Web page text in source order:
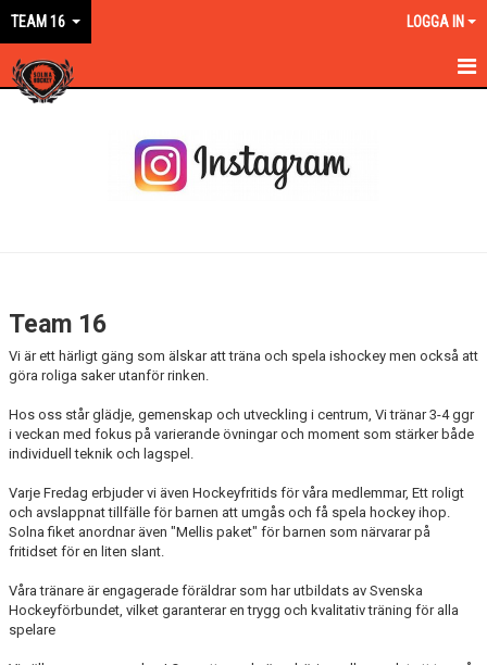
TEAM 16 LOGGA IN
KONTAKT
Team 16
Vi är ett härligt gäng som älskar att träna och spela ishockey men också att
göra roliga saker utanför rinken.
Hos oss står glädje, gemenskap och utveckling i centrum, Vi tränar 3-4 ggr
i veckan med fokus på varierande övningar och moment som stärker både
individuell teknik och lagspel.
Varje Fredag erbjuder vi även Hockeyfritids för våra medlemmar, Ett roligt
och avslappnat tillfälle för barnen att umgås och få spela hockey ihop.
Solna fiket anordnar även "Mellis paket" för barnen som närvarar på
fritidset för en liten slant.
Våra tränare är engagerade föräldrar som har utbildats av Svenska
Hockeyförbundet, vilket garanterar en trygg och kvalitativ träning för alla
spelare